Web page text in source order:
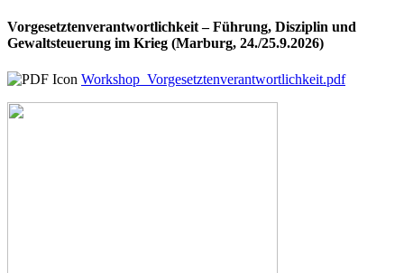
Vorgesetztenverantwortlichkeit – Führung, Disziplin und
Gewaltsteuerung im Krieg (Marburg, 24./25.9.2026)
Workshop_Vorgesetztenverantwortlichkeit.pdf